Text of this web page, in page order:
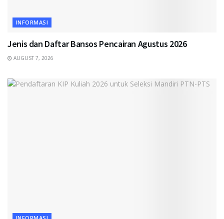
INFORMASI
Jenis dan Daftar Bansos Pencairan Agustus 2026
AUGUST 7, 2026